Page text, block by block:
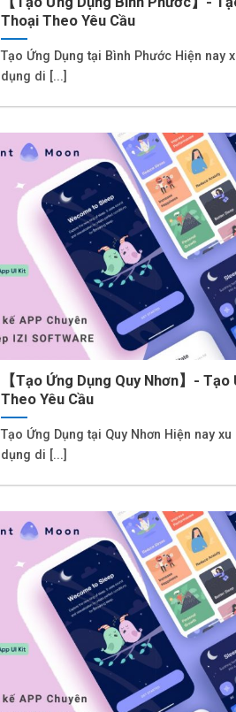
Thoại Theo Yêu Cầu
Tạo Ứng Dụng tại Bình Phước Hiện nay
dụng di [...]
【Tạo Ứng Dụng Quy Nhơn】-
Theo Yêu Cầu
Tạo Ứng Dụng tại Quy Nhơn Hiện nay
dụng di [...]